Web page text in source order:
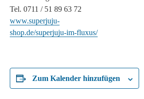
Tel. 0711 / 51 89 63 72
www.superjuju-
shop.de/superjuju-im-fluxus/
Zum Kalender hinzufügen